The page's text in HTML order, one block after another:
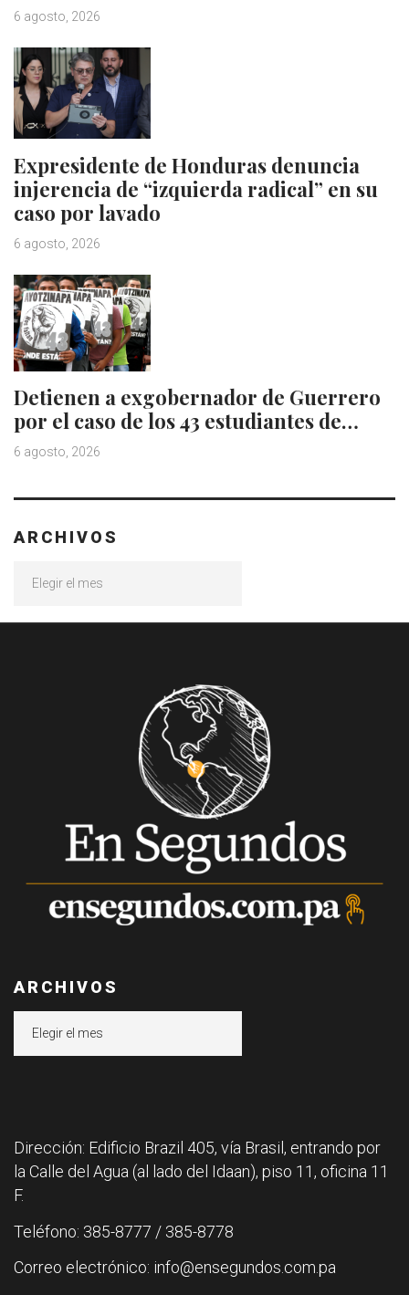
6 agosto, 2026
Expresidente de Honduras denuncia
injerencia de “izquierda radical” en su
caso por lavado
6 agosto, 2026
Detienen a exgobernador de Guerrero
por el caso de los 43 estudiantes de…
6 agosto, 2026
ARCHIVOS
ARCHIVOS
Dirección: Edificio Brazil 405, vía Brasil, entrando por
la Calle del Agua (al lado del Idaan), piso 11, oficina 11
F.
Teléfono: 385-8777 / 385-8778
Correo electrónico: info@ensegundos.com.pa